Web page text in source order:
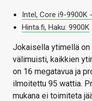
Intel, Core i9-9900K
Hinta.fi, Haku: 9900K
Jokaisella ytimellä on
välimuisti, kaikkien
on 16 megatavua ja
ilmoitettu 95 wattia.
mukana ei toimiteta